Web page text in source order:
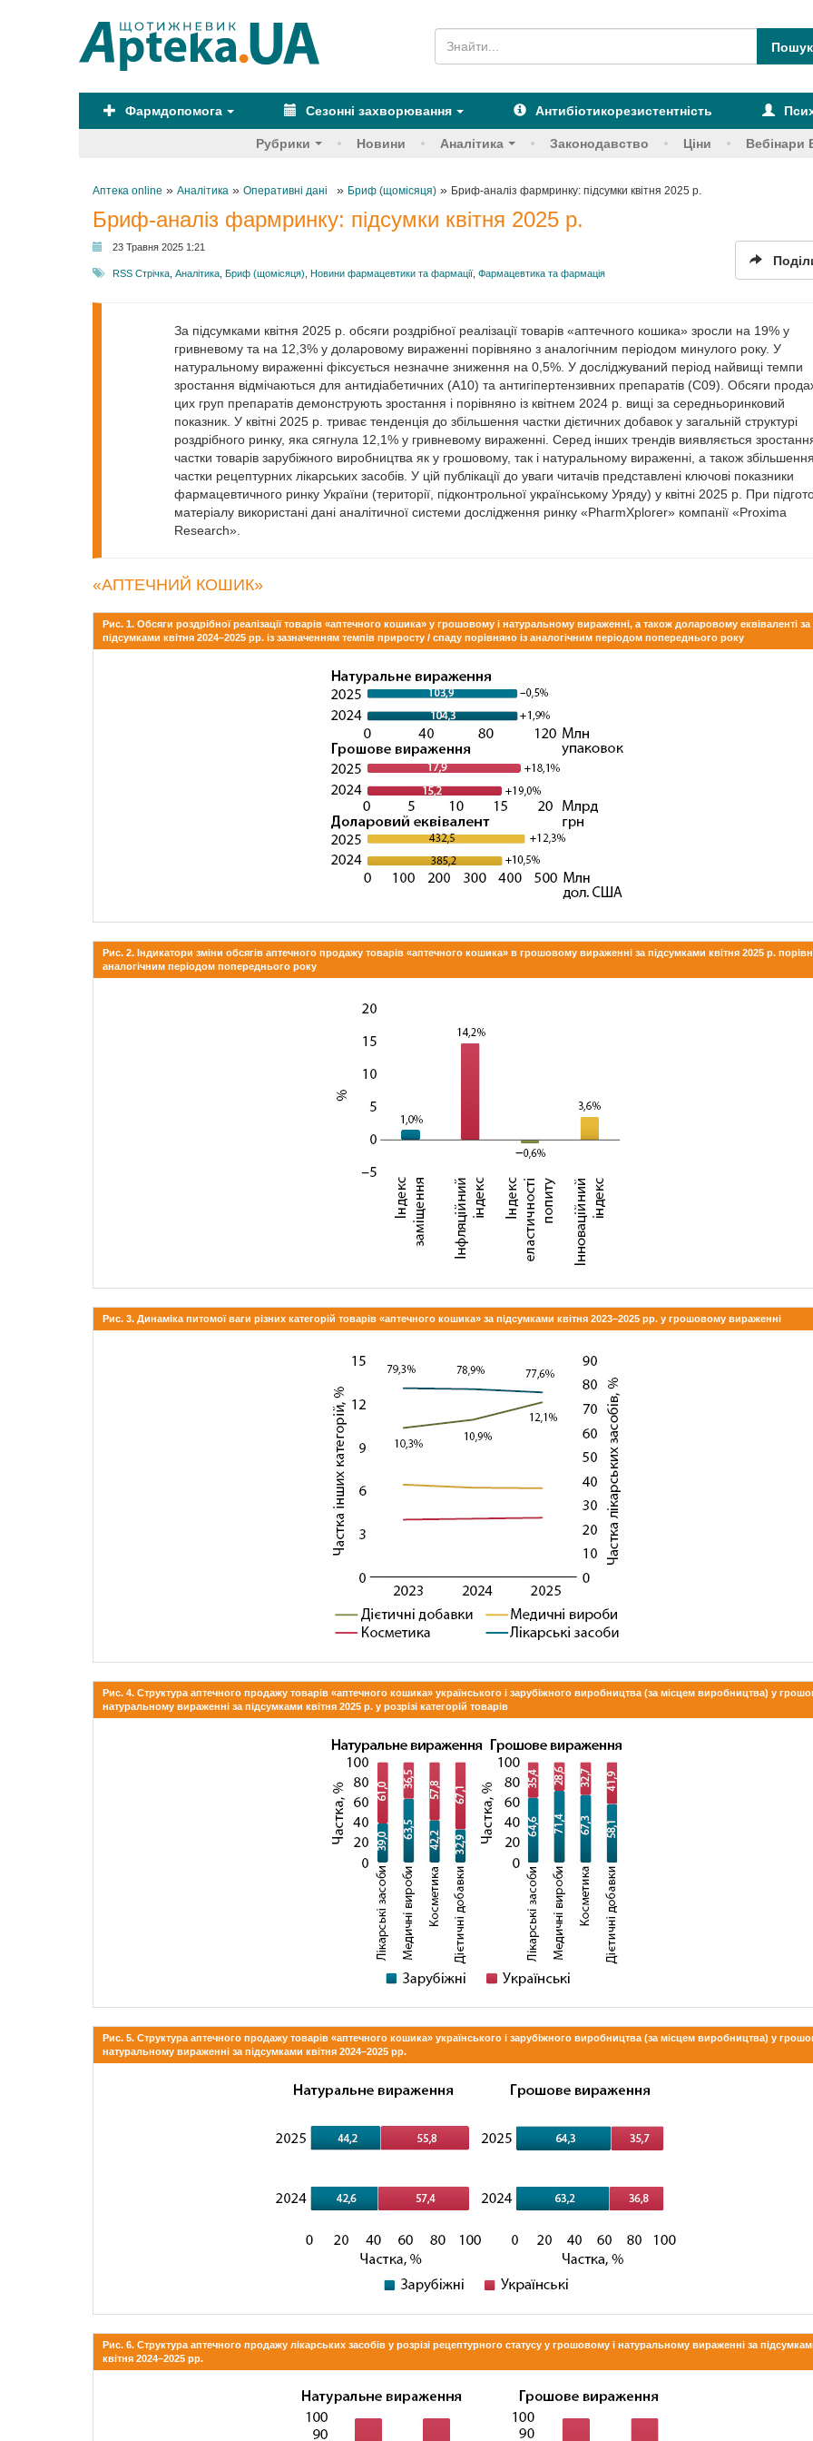
Фармдопомога Сезонні захворювання Антибіотикорезистентність
Рубрики Новини Аналітика Законодавство Ціни Вебінари
Аптека online » Аналітика » Оперативні дані » Бриф (щомісяця) » Бриф-аналіз фармринку: підсумки квітня 2025 р.
Бриф-аналіз фармринку: підсумки квітня 2025 р.
23 Травня 2025 1:21
RSS Стрічка Аналітика Бриф (щомісяця) Новини фармацевтики та фармації Фармацевтика та фармація
За підсумками квітня 2025 р. обсяги роздрібної реалізації товарів «аптечного кошика» зросли на 19% у
гривневому та на 12,3% у доларовому вираженні порівняно з аналогічним періодом минулого року. У
натуральному вираженні фіксується незначне зниження на 0,5%. У досліджуваний період найвищі темпи
зростання відмічаються для антидіабетичних (А10) та антигіпертензивних препаратів (С09). Обсяги
цих груп препаратів демонструють зростання і порівняно із квітнем 2024 р. вищі за середньоринковий
показник. У квітні 2025 р. триває тенденція до збільшення частки дієтичних добавок у загальній структурі
роздрібного ринку, яка сягнула 12,1% у гривневому вираженні. Серед інших трендів виявляється
частки товарів зарубіжного виробництва як у грошовому, так і натуральному вираженні, а також збільшення
частки рецептурних лікарських засобів. У цій публікації до уваги читачів представлені ключові показники
фармацевтичного ринку України (території, підконтрольної українському Уряду) у квітні 2025 р. При
матеріалу використані дані аналітичної системи дослідження ринку «PharmXplorer» компанії «Proxima
Research».
«АПТЕЧНИЙ КОШИК»
Рис. 1. Обсяги роздрібної реалізації товарів «аптечного кошика» у грошовому і натуральному вираженні, а також доларовому еквіваленті за
підсумками квітня 2024–2025 рр. із зазначенням темпів приросту / спаду порівняно із аналогічним періодом попереднього року
Рис. 2. Індикатори зміни обсягів аптечного продажу товарів «аптечного кошика» в грошовому вираженні за підсумками квітня 2025 р.
аналогічним періодом попереднього року
Рис. 3. Динаміка питомої ваги різних категорій товарів «аптечного кошика» за підсумками квітня 2023–2025 рр. у грошовому вираженні
Рис. 4. Структура аптечного продажу товарів «аптечного кошика» українського і зарубіжного виробництва (за місцем виробництва) у
натуральному вираженні за підсумками квітня 2025 р. у розрізі категорій товарів
Рис. 5. Структура аптечного продажу товарів «аптечного кошика» українського і зарубіжного виробництва (за місцем виробництва) у
натуральному вираженні за підсумками квітня 2024–2025 рр.
Рис. 6. Структура аптечного продажу лікарських засобів у розрізі рецептурного статусу у грошовому і натуральному вираженні за
квітня 2024–2025 рр.